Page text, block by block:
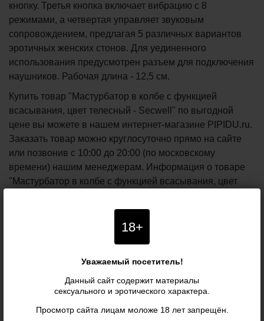
18+
Уважаемый посетитель!
Данный сайт содержит материалы
сексуального и эротического характера.
Просмотр сайта лицам моложе 18 лет запрещён.
кнопку. Третья кнопка включает вибрацию с 8
режимами, а четвертая управляет звуковым
сопровождением, предлагая 5 различных вариантов
эротичных женских стонов. Для уединенного
использования предусмотрен разъем для подключения
наушников. Рабочая длина - 12,5 см.
Купить товар "Мастурбатор в колбе с функцией
всасывания, цвет телесный - Secwell" по выгодной
цене вы можете в нашем интернет-магазине PIPIDU.ru.
Заказать товар можно круглосуточно прямо на сайте
или позвонив с 10:00 до 20:00 (по московскому
времени) нашим менеджерам. Информация о товаре
"Мастурбатор в колбе с функцией всасывания, цвет
отзывы покупателей, инструкция и аксессуары -
представлена для ознакомления.
Цена товара Мастурбатор в колбе с функцией
всасывания, телесный - Secwell указана в российских
по Москве и почтой по всей России осуществляется